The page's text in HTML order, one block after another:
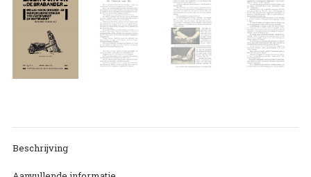
Beschrijving